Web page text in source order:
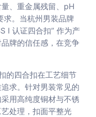
、重金属残留、pH
求。当杭州男装品牌
I 认证四合扣” 作为产
牌的信任感，在竞争
的四合扣在工艺细节
求。针对男装常见的
用高纯度铜材与不锈
处理，扣面平整光